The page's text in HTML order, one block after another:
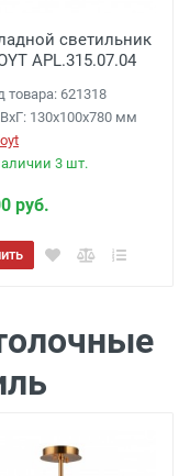
светильник
APL.315.07.04
товара: 621318
130x100x780 мм
3 шт.
руб.